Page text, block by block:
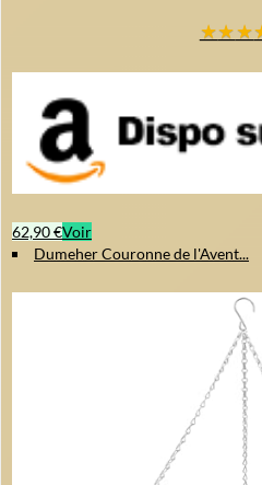
★★★
62,90 €Voir
Dumeher Couronne de l'Avent...